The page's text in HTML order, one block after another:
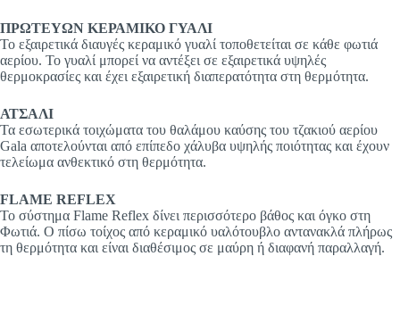
ΠΡΩΤΕΥΩΝ ΚΕΡΑΜΙΚΟ ΓΥΑΛΙ
Το εξαιρετικά διαυγές κεραμικό γυαλί τοποθετείται σε κάθε φωτιά
αερίου. Το γυαλί μπορεί να αντέξει σε εξαιρετικά υψηλές
θερμοκρασίες και έχει εξαιρετική διαπερατότητα στη θερμότητα.
ΑΤΣΑΛΙ
Τα εσωτερικά τοιχώματα του θαλάμου καύσης του τζακιού αερίου
Gala αποτελούνται από επίπεδο χάλυβα υψηλής ποιότητας και έχουν
τελείωμα ανθεκτικό στη θερμότητα.
FLAME REFLEX
Το σύστημα Flame Reflex δίνει περισσότερο βάθος και όγκο στη
Φωτιά. Ο πίσω τοίχος από κεραμικό υαλότουβλο αντανακλά πλήρως
τη θερμότητα και είναι διαθέσιμος σε μαύρη ή διαφανή παραλλαγή.